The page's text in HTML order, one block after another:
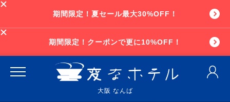
期間限定！夏セール最大30%OFF！
期間限定！クーポンで更に10%OFF！
大阪 なんば